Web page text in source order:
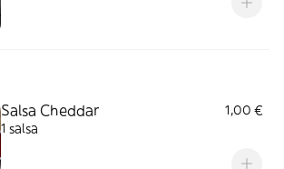
Salsa Cheddar
1,00 €
1 salsa